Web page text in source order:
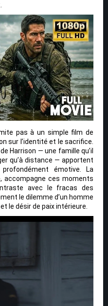
pas à un simple film de
sur l’identité et le sacrifice.
Harrison — une famille qu’il
qu’à distance — apportent
émotive. La
accompagne ces moments
avec le fracas des
le dilemme d’un homme
le désir de paix intérieure.